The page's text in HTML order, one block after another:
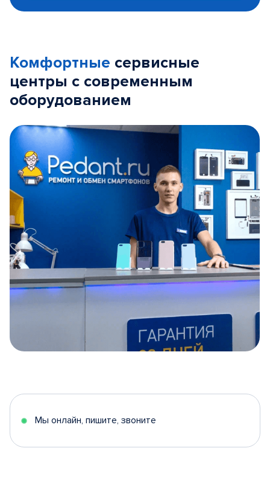
Комфортные сервисные
центры с современным
оборудованием
5
Мы онлайн, пишите, звоните